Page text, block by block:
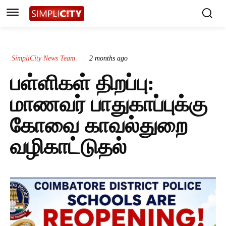
SimpliCity News Team 2 months ago
பள்ளிகள் திறப்பு:
மாணவர் பாதுகாப்புக்கு
கோவை காவல்துறை
வழிகாட்டுதல்